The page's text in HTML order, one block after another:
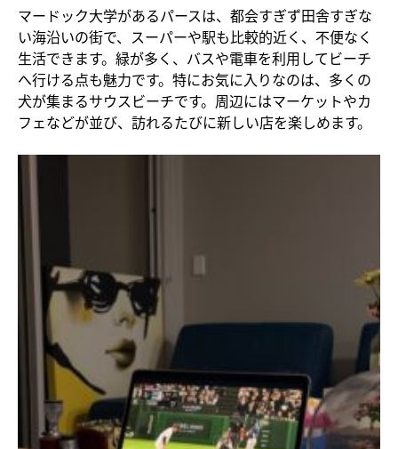
マードック大学があるパースは、都会すぎず田舎すぎな
い海沿いの街で、スーパーや駅も比較的近く、不便なく
生活できます。緑が多く、バスや電車を利用してビーチ
へ行ける点も魅力です。特にお気に入りなのは、多くの
犬が集まるサウスビーチです。周辺にはマーケットやカ
フェなどが並び、訪れるたびに新しい店を楽しめます。